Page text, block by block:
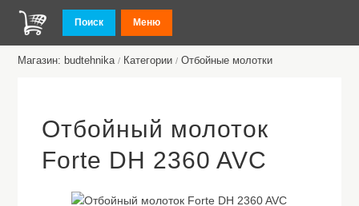
Поиск Меню
Магазин: budtehnika / Категории / Отбойные молотки
Отбойный молоток
Forte DH 2360 AVC